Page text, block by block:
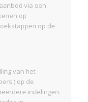
via een
op
op de
van het
op de
indelingen.